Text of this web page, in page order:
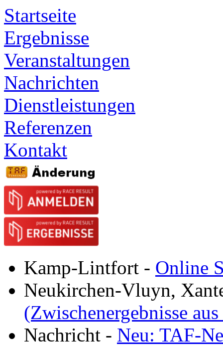
Startseite
Ergebnisse
Veranstaltungen
Nachrichten
Dienstleistungen
Referenzen
Kontakt
Kamp-Lintfort - Online
Neukirchen-Vluyn,
(Zwischenergebnisse
Nachricht - Neu: TAF-